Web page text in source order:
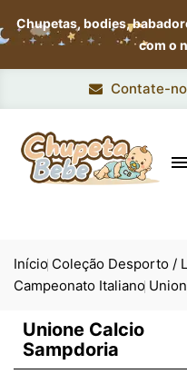
Chupetas, bodies,
com o
Contate-

Início Coleção Desporto /
Campeonato Italiano
Unione Calcio
Sampdoria